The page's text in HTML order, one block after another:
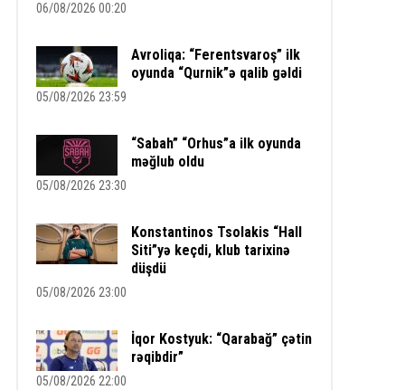
06/08/2026 00:20
Avroliqa: “Ferentsvaroş” ilk
oyunda “Qurnik”ə qalib gəldi
05/08/2026 23:59
“Sabah” “Orhus”a ilk oyunda
məğlub oldu
05/08/2026 23:30
Konstantinos Tsolakis “Hall
Siti”yə keçdi, klub tarixinə
düşdü
05/08/2026 23:00
İqor Kostyuk: “Qarabağ” çətin
rəqibdir”
05/08/2026 22:00